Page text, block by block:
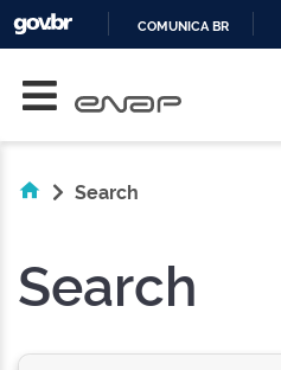
COMUNICA BR
Search
Search